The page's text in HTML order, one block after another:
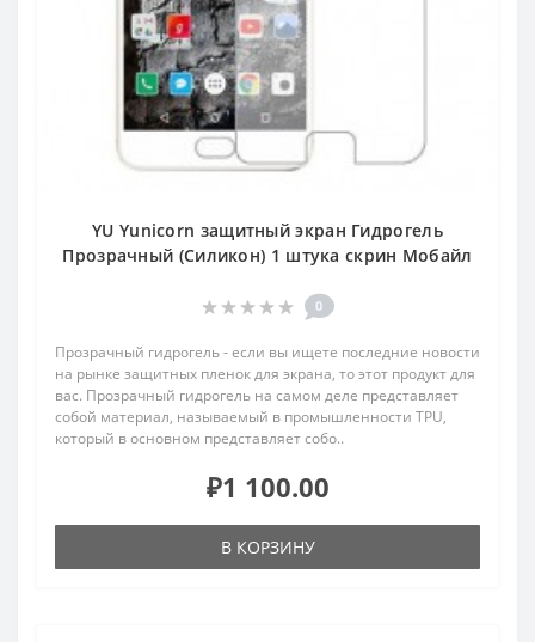
YU Yunicorn защитный экран Гидрогель
Прозрачный (Силикон) 1 штука скрин Мобайл
0
Прозрачный гидрогель - если вы ищете последние новости
на рынке защитных пленок для экрана, то этот продукт для
вас. Прозрачный гидрогель на самом деле представляет
собой материал, называемый в промышленности TPU,
который в основном представляет собо..
₽1 100.00
В КОРЗИНУ